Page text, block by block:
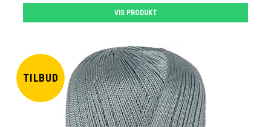
VIS PRODUKT
TILBUD